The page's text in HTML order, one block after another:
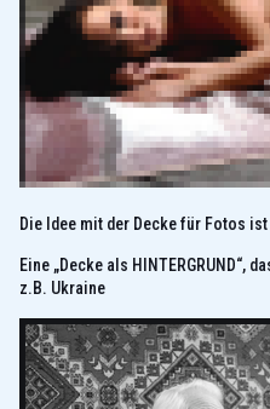
Die Idee mit der Decke für Fotos
Eine „Decke als HINTERGRUND“,
z.B. Ukraine